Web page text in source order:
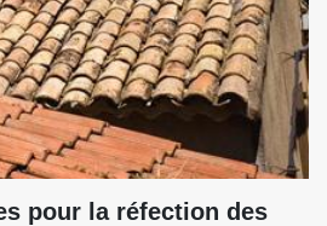
pour la réfection des